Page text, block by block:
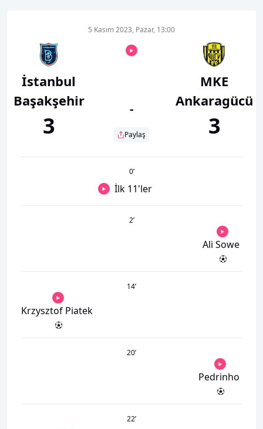
İstanbul
Başakşehir
3
5 Kasım 2023, Pazar, 13:00
-
Paylaş
MKE
Ankaragücü
3
0’
İlk 11'ler
2’
Ali Sowe
14’
Krzysztof Piatek
20’
Pedrinho
22’